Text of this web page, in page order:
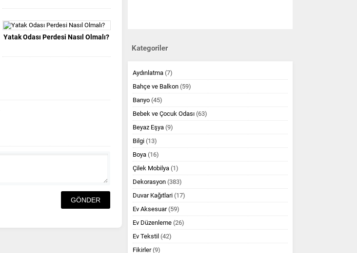
Yatak Odası Perdesi Nasıl Olmalı?
Kategoriler
Aydınlatma (7)
Bahçe ve Balkon (59)
Banyo (45)
Bebek ve Çocuk Odası (63)
Beyaz Eşya (9)
Bilgi (13)
Boya (16)
Çilek Mobilya (1)
Dekorasyon (383)
Duvar Kağıtlari (17)
Ev Aksesuar(59)
Ev Düzenleme (26)
Ev Tekstil (42)
Fikirler(9)